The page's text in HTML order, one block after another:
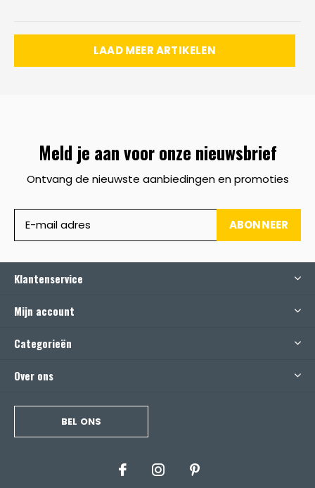
LAAD MEER ARTIKELEN
Meld je aan voor onze nieuwsbrief
Ontvang de nieuwste aanbiedingen en promoties
ABONNEER
Klantenservice
Mijn account
Categorieën
Over ons
BEL ONS